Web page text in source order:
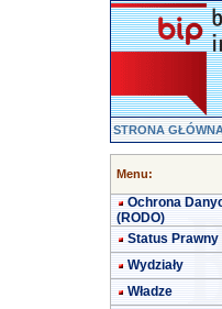
STRONA
Menu:
Ochrona
(RODO)
Status Prawny
Wydziały
Władze